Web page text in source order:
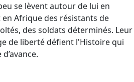
se lèvent autour de lui en
Afrique des résistants de
des soldats déterminés. Leur
de liberté défient l'Histoire qui